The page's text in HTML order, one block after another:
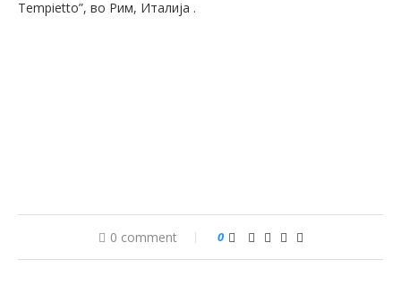
Tempietto”, во Рим, Италија .
0 comment 0